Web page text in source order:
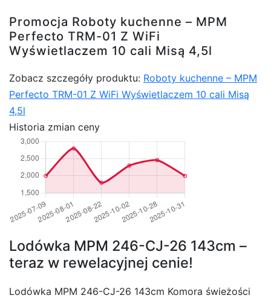
Promocja Roboty kuchenne – MPM
Perfecto TRM-01 Z WiFi
Wyświetlaczem 10 cali Misą 4,5l
Zobacz szczegóły produktu: Roboty kuchenne – MPM
Perfecto TRM-01 Z WiFi Wyświetlaczem 10 cali Misą
4,5l
Historia zmian ceny
Lodówka MPM 246-CJ-26 143cm –
teraz w rewelacyjnej cenie!
Lodówka MPM 246-CJ-26 143cm Komora świeżości